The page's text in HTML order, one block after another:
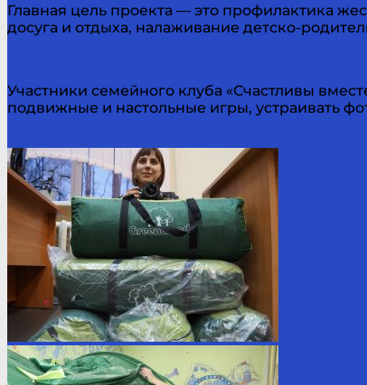
Главная цель проекта — это профилактика
досуга и отдыха, налаживание детско-
Участники семейного клуба «Счастливы
подвижные и настольные игры, устраивать